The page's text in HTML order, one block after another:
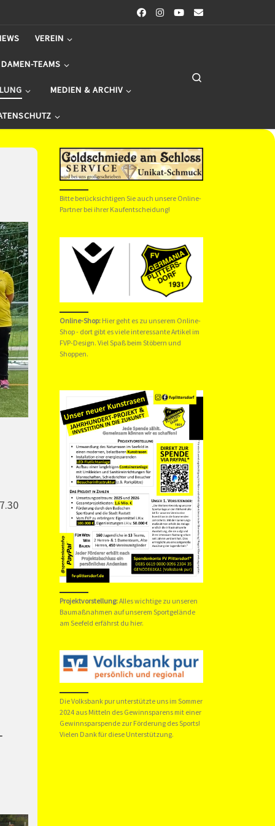
VEREIN
TEAMS
MEDIEN & ARCHIV
Bitte berücksichtigen Sie auch unsere Online-
Partner bei ihrer Kaufentscheidung!
Online-Shop:Hier geht es zu unserem Online-
Shop- dort gibt es viele interessante Artikel im
FVP-Design. Viel Spaß beim Stöbern und
Shoppen.
Projektvorstellung:Alles wichtige zu unseren
Baumaßnahmen auf unserem Sportgelände
am Seefeld erfährst du hier.
Die Volksbank pur unterstützte uns im Sommer
2024 aus Mitteln des Gewinnsparens mit einer
Gewinnsparspende zur Förderung des Sports!
Vielen Dank für diese Unterstützung.